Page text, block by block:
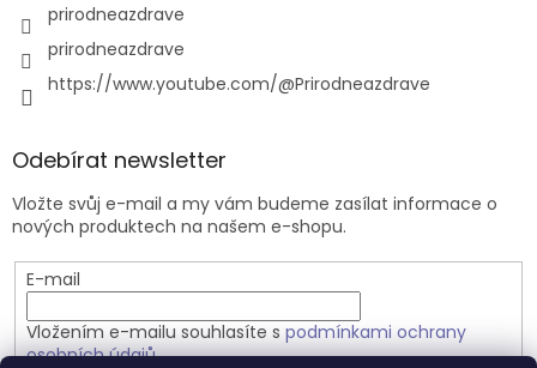
prirodneazdrave
prirodneazdrave
https://www.youtube.com/@Prirodneazdrave
Odebírat newsletter
Vložte svůj e-mail a my vám budeme zasílat informace o
nových produktech na našem e-shopu.
E-mail
Vložením e-mailu souhlasíte s podmínkami ochrany
osobních údajů